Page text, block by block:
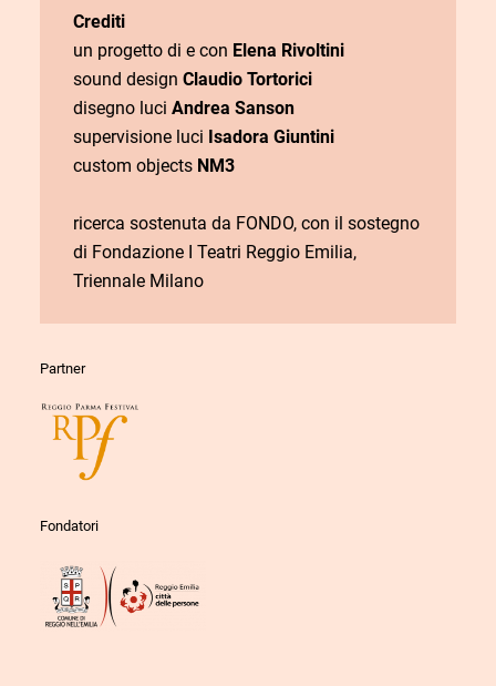
Crediti
un progetto di e con Elena Rivoltini
sound design Claudio Tortorici
disegno luci Andrea Sanson
supervisione luci Isadora Giuntini
custom objects NM3
ricerca sostenuta da FONDO, con il sostegno
di Fondazione I Teatri Reggio Emilia,
Triennale Milano
Partner
Fondatori